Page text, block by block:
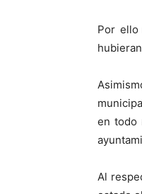
Por ello
en todo
Al